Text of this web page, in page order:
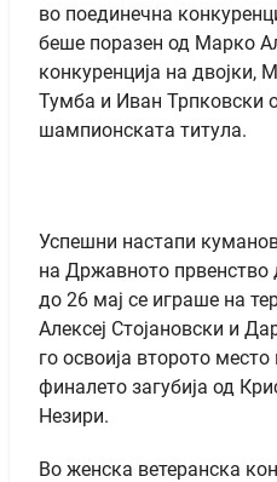
во поединечна
беше поразен од Марко
конкуренција на
Тумба и Иван Трпковски
шампионската титула.
Успешни настапи
на Државното првенство
до 26 мај се играше на
Алексеј Стојановски и
го освоија второто
финалето загубија од
Незири.
Во женска ветеранска